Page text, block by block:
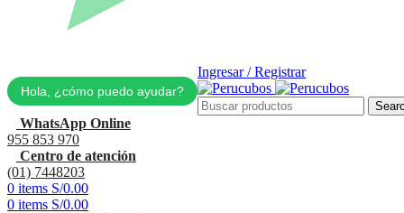
Hola, ¿cómo puedo ayudar?
Ingresar / Registrar
WhatsApp Online
955 853 970
Centro de atención
(01) 7448203
0 items S/0.00
0 items S/0.00